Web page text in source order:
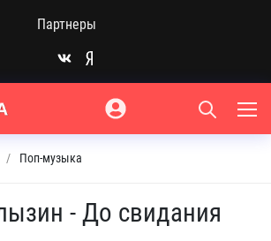
Партнеры
Поп-музыка
- До свидания